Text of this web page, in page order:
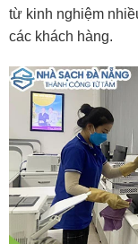
từ kinh nghiệm
các khách hàng.